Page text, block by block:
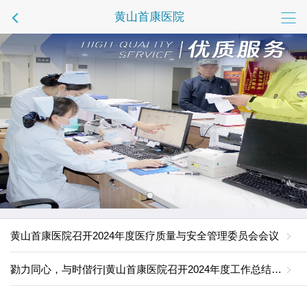
黄山首康医院
黄山首康医院召开2024年度医疗质量与安全管理委员会会议
勠力同心，与时偕行|黄山首康医院召开2024年度工作总结暨表彰大会